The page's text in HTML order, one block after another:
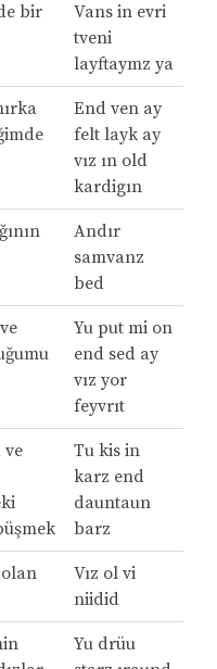
bir
Vans in evri
tveni
layftaymz ya
End ven ay
felt layk ay
vız ın old
kardigın
Andır
samvanz
bed
Yu put mi on
end sed ay
vız yor
feyvrıt
Tu kis in
karz end
dauntaun
barz
Vız ol vi
niidid
Yu drüu